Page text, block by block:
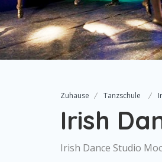
Zuhause Tanzschule
Irish
Irish Dance Studio